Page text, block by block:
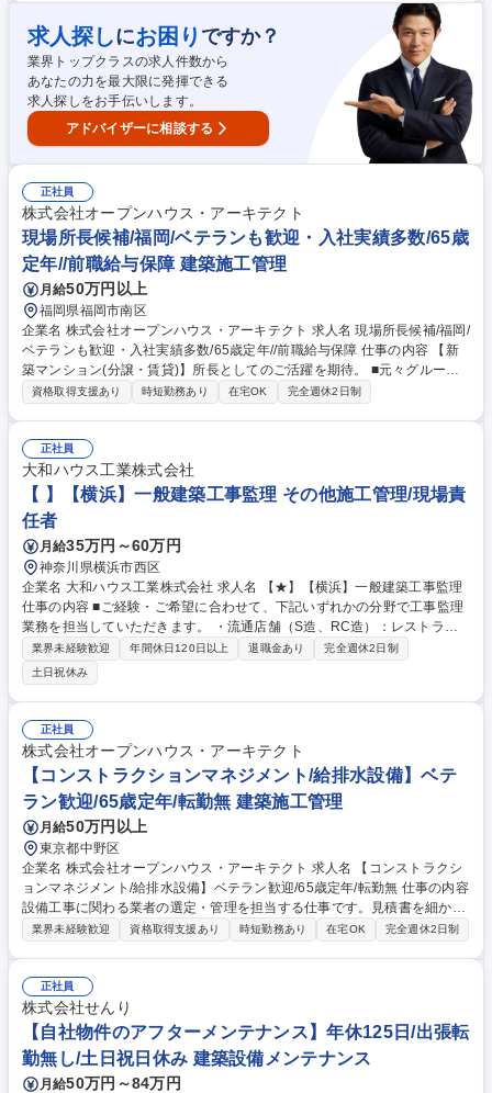
ー約290名程(内派遣50名程)。現在稼働60現場中ほぼ全てがRC新築マン
ションです。戸建施工で培ったパートナーや住設関連企業とのネットワー
ク・ボリュームディスカウントにより、ローコストかつ高品質建築が強み
となり多くのデベロッパーから引合いが急増。比較的ブルーオーシャンの
10億円規模案件を主戦場に、マンション施工全国トップをめざし、今後も
成長を続けます。■エリア：東京・神奈川・埼玉・千葉 募集職種 所長候
補/埼玉/ベテラン歓迎・入社実績多数/65歳定年/働き方◎/前職給与保障
求人探しにお困り ですか？
業界トップクラスの求人件数から
あなたの力を最大限に発揮できる
求人探しをお手伝いします。
アドバイザーに相談する
正社員
株式会社オープンハウス・アーキテクト
現場所長候補/福岡/ベテランも歓迎・入社実績多数/65歳
定年//前職給与保障 建築施工管理
月給50万円以上
福岡県福岡市南区
企業名 株式会社オープンハウス・アーキテクト 求人名 現場所長候補/福岡/
ベテランも歓迎・入社実績多数/65歳定年//前職給与保障 仕事の内容 【新
築マンション(分譲・賃貸)】所長としてのご活躍を期待。 ■元々グループ
企業の戸建等木造施工をメインに担ってきた当社で、2016年より総合建
ンです。戸建施工で培ったパートナーや住設関連企業とのネットワーク・
ボリュームディスカウントにより、ローコストかつ高品質建築が強みとな
り多くのデベロッパーから引合いが急増。比較的ブルーオーシャンの10億
円規模案件を主戦場に、マンション施工全国トップをめざし、今後も成長
を続けます。■エリア：東京・神奈川・埼玉・千葉 募集職種 現場所長候
補/福岡/ベテランも歓迎・入社実績多数/65歳定年//前職給与保障
資格取得支援あり 時短勤務あり 在宅OK 完全週休2日制
正社員
大和ハウス工業株式会社
【 】【横浜】一般建築工事監理 その他施工管理/現場責
任者
月給35万円～60万円
神奈川県横浜市西区
企業名 大和ハウス工業株式会社 求人名 【★】【横浜】一般建築工事監理
仕事の内容 ■ご経験・ご希望に合わせて、下記いずれかの分野で工事監理
業務を担当していただきます。 ・流通店舗（S造、RC造）：レストラ
ン、ドラッグストア、衣料品店、スポーツ施設、医療介護施設など ・建築
（S造、RC造、SRC造）：商業施設※店舗・ショッピングセンター、物
流施設、事業所・ショールーム、学校、ホテル、テレビ局など法人、団体
向けの事業用建物 募集職種 【★】【横浜】一般建築工事監理
業界未経験歓迎 年間休日120日以上 退職金あり
完全週休2日制
土日祝休み
正社員
株式会社オープンハウス・アーキテクト
【コンストラクションマネジメント/給排水設備】ベテ
ラン歓迎/65歳定年/転勤無 建築施工管理
月給50万円以上
東京都中野区
企業名 株式会社オープンハウス・アーキテクト 求人名 【コンストラクシ
ョンマネジメント/給排水設備】ベテラン歓迎/65歳定年/転勤無 仕事の内容
設備工事に関わる業者の選定・管理を担当する仕事です。見積書を細かく
確認し、価格が適正かを判断します。あわせて基準書の整備やデータの蓄
市場動向を共有し、適切な購買・工事体制づくりを支えます。 【メインミ
ッション】見積施工基準書と見積条件書の確立。業者との面談を通したQ
CDSEに対する客観的評価。設備に対する山積み表の作成を担っていただ
きます。 募集職種 【コンストラクションマネジメント/給排水設備】ベテ
ラン歓迎/65歳定年/転勤無
業界未経験歓迎 資格取得支援あり 時短勤務あり 在宅OK 完全週休2日制
正社員
株式会社せんり
【自社物件のアフターメンテナンス】年休125日/出張転
勤無し/土日祝日休み 建築設備メンテナンス
月給50万円～84万円